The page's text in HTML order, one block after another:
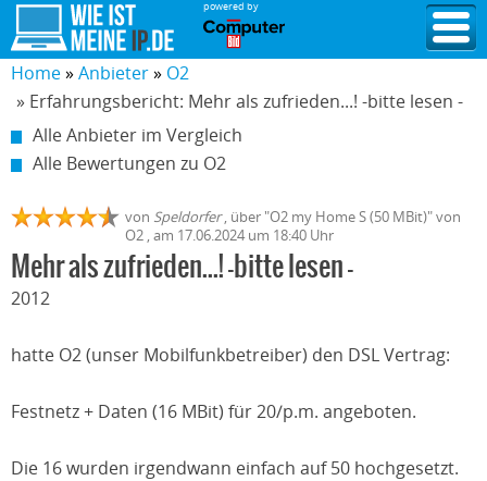
powered by
Home Anbieter
O2
» Erfahrungsbericht: Mehr als zufrieden...! -bitte lesen -
Alle Anbieter im Vergleich
Alle Bewertungen zu O2
von Speldorfer, über "O2 my Home S (50 MBit)" von
O2 , am 17.06.2024um 18:40 Uhr
Mehr als zufrieden...! -bitte lesen -
2012
hatte O2 (unser Mobilfunkbetreiber) den DSL Vertrag:
Festnetz + Daten (16 MBit) für 20/p.m. angeboten.
Die 16 wurden irgendwann einfach auf 50 hochgesetzt.